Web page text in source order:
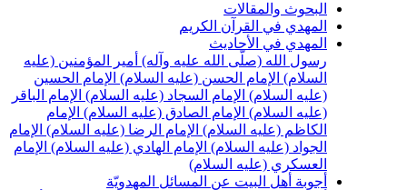
والمقالات
في القرآن الكريم
في الأحاديث
الله (صلّى الله عليه وآله) أمير المؤمنين (عليه
الإمام الحسن (عليه السلام) الإمام الحسين
الإمام السجاد (عليه السلام) الإمام الباقر
الإمام الصادق (عليه السلام) الإمام
(عليه السلام) الإمام الرضا (عليه السلام) الإمام
(عليه السلام) الإمام الهادي (عليه السلام) الإمام
(عليه السلام)
أهل البيت عن المسائل المهدويّة